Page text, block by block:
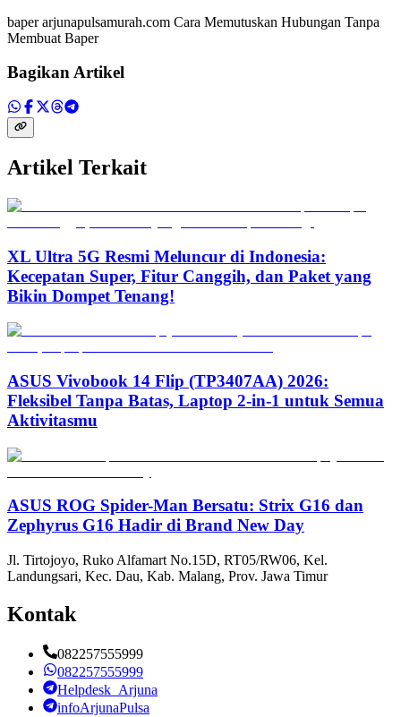
baper arjunapulsamurah.com Cara Memutuskan Hubungan Tanpa
Membuat Baper
Bagikan Artikel
Artikel Terkait
XL Ultra 5G Resmi Meluncur di Indonesia:
Kecepatan Super, Fitur Canggih, dan Paket yang
Bikin Dompet Tenang!
ASUS Vivobook 14 Flip (TP3407AA) 2026:
Fleksibel Tanpa Batas, Laptop 2-in-1 untuk Semua
Aktivitasmu
ASUS ROG Spider-Man Bersatu: Strix G16 dan
Zephyrus G16 Hadir di Brand New Day
Jl. Tirtojoyo, Ruko Alfamart No.15D, RT05/RW06, Kel.
Landungsari, Kec. Dau, Kab. Malang, Prov. Jawa Timur
Kontak
082257555999
082257555999
Helpdesk_Arjuna
infoArjunaPulsa